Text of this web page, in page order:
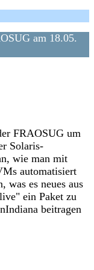
am 18.05.
FRAOSUG um
Solaris-
wie man mit
automatisiert
was es neues aus
ein Paket zu
beitragen